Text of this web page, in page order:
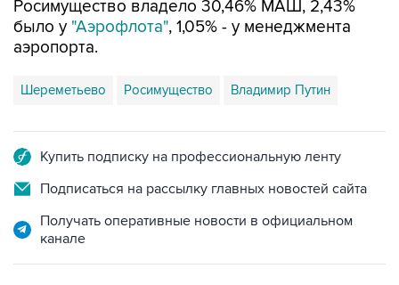
Росимущество владело 30,46% МАШ, 2,43%
было у "Аэрофлота", 1,05% - у менеджмента
аэропорта.
Шереметьево Росимущество Владимир Путин
Купить подписку на профессиональную ленту
Подписаться на рассылку главных новостей сайта
Получать оперативные новости в официальном
канале